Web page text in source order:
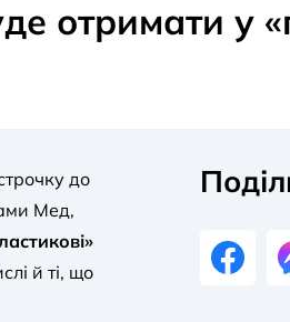
отримати у
до
Мед,
й ті, що